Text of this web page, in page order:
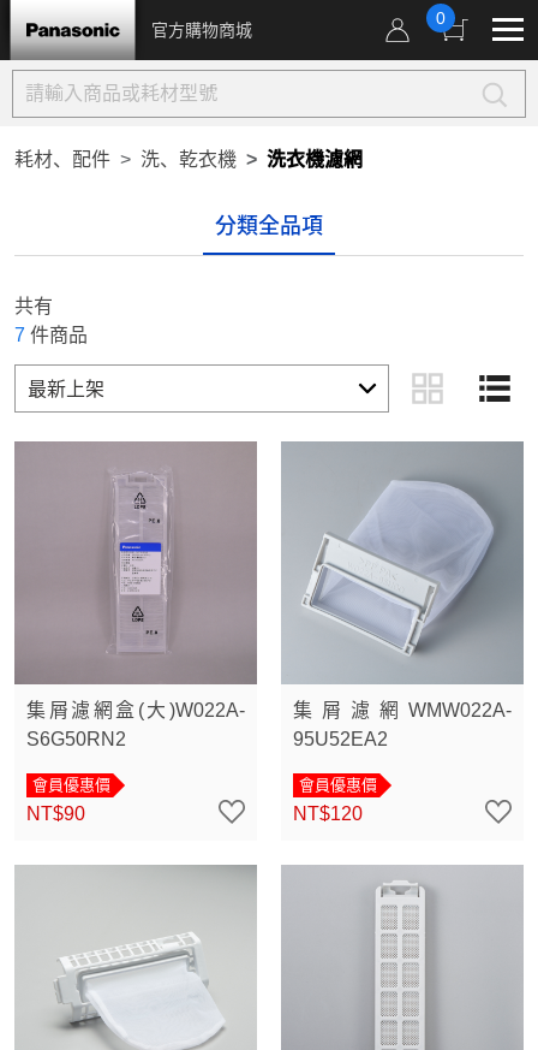
官方購物商城
0
耗材、配件 洗、乾衣機 洗衣機濾網
分類全品項
共有
7 件商品
集屑濾網盒(大)W022A-
S6G50RN2
會員優惠價
NT$90
集屑濾網WMW022A-
95U52EA2
會員優惠價
NT$120